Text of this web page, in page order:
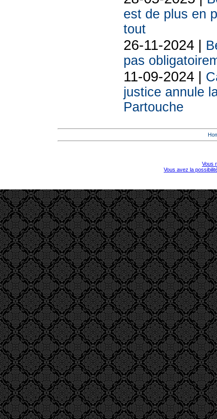
est de plus en
tout
26-11-2024 |
pas
11-09-2024 |
justice annule
Partouche
Vous
Vous avez la